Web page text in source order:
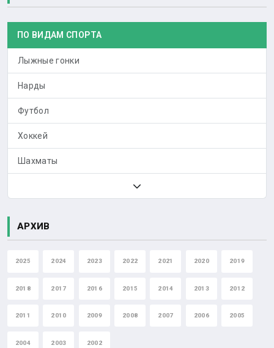
ПО ВИДАМ СПОРТА
Лыжные гонки
Нарды
Футбол
Хоккей
Шахматы
АРХИВ
2025 2024 2023 2022 2021 2020 2019
2018 2017 2016 2015 2014 2013 2012
2011 2010 2009 2008 2007 2006 2005
2004 2003 2002